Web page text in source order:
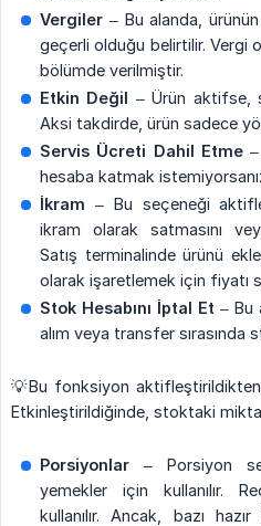
Vergiler – Bu alanda,
geçerli olduğu belirtilir. Vergi
bölümde verilmiştir.
Etkin Değil – Ürün aktifse,
Aksi takdirde, ürün sadece
Servis Ücreti Dahil Etme–
hesaba katmak
İkram – Bu seçeneği
ikram olarak satmasını
Satış terminalinde ürünü
olarak işaretlemek için fiyatı
Stok Hesabını İptal Et – Bu
alım veya transfer sırasında
💡Bu fonksiyon aktifleştirildikten
Etkinleştirildiğinde, stoktaki miktar
Porsiyonlar – Porsiyon
yemekler için kullanılır.
kullanılır. Ancak, bazı